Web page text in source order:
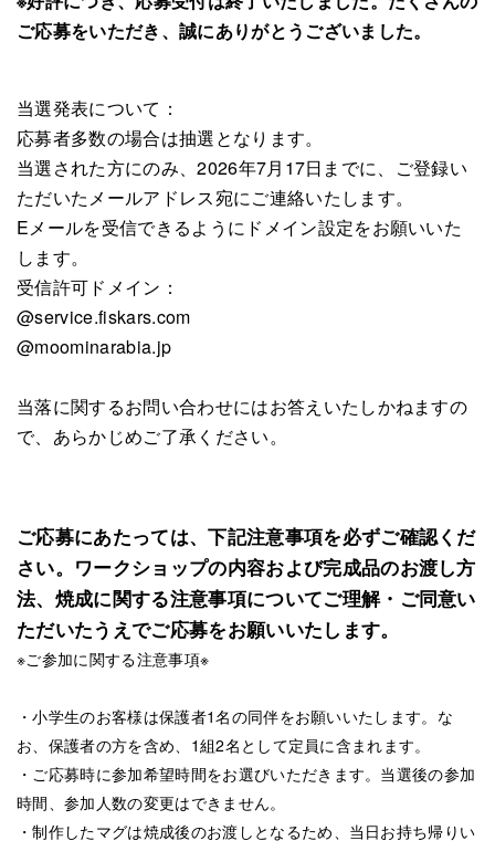
ご応募をいただき、誠にありがとうございました。
当選発表について：
応募者多数の場合は抽選となります。
当選された方にのみ、2026年7月17日までに、ご登録い
ただいたメールアドレス宛にご連絡いたします。
Eメールを受信できるようにドメイン設定をお願いいた
します。
受信許可ドメイン：
@service.fiskars.com
@moominarabia.jp
当落に関するお問い合わせにはお答えいたしかねますの
で、あらかじめご了承ください。
ご応募にあたっては、下記注意事項を必ずご確認くだ
さい。ワークショップの内容および完成品のお渡し方
法、焼成に関する注意事項についてご理解・ご同意い
ただいたうえでご応募をお願いいたします。
※ご参加に関する注意事項※
・小学生のお客様は保護者1名の同伴をお願いいたします。な
お、保護者の方を含め、1組2名として定員に含まれます。
・ご応募時に参加希望時間をお選びいただきます。当選後の参加
時間、参加人数の変更はできません。
・制作したマグは焼成後のお渡しとなるため、当日お持ち帰りい